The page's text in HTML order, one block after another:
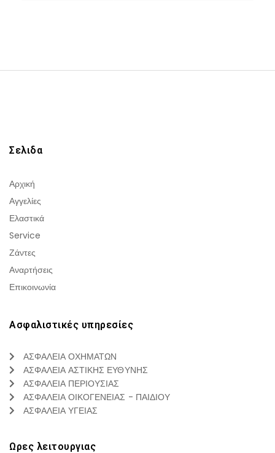
Σελιδα
Αρχική
Αγγελίες
Ελαστικά
Service
Ζάντες
Αναρτήσεις
Επικοινωνία
Ασφαλιστικές υπηρεσίες
ΑΣΦΑΛΕΙΑ ΟΧΗΜΑΤΩΝ
ΑΣΦΑΛΕΙΑ ΑΣΤΙΚΗΣ ΕΥΘΥΝΗΣ
ΑΣΦΑΛΕΙΑ ΠΕΡΙΟΥΣΙΑΣ
ΑΣΦΑΛΕΙΑ ΟΙΚΟΓΕΝΕΙΑΣ - ΠΑΙΔΙΟΥ
ΑΣΦΑΛΕΙΑ ΥΓΕΙΑΣ
Ωρες λειτουργιας